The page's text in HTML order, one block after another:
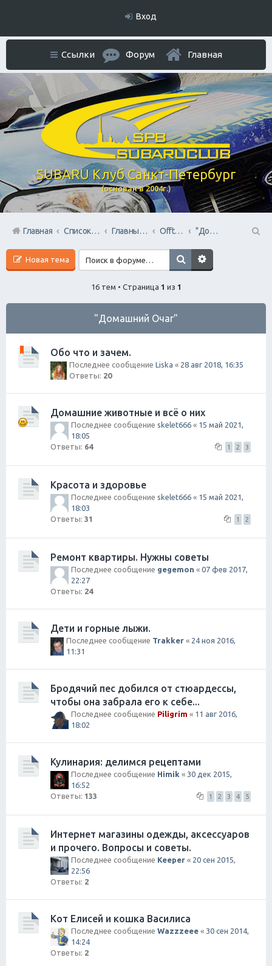
Вход
SUBARU Клуб Санкт-Петербург
(основан в 2004г.)
Ссылки Форум Главная
Главная Список форумов Главный раздел Offtop + Всяко-Разно
"Домашний Очаг"
Новая тема
16 тем • Страница 1 из 1
"Домашний Очаг"
Обо что и зачем.
Последнее сообщение Liska « 28 авг 2018, 16:35
Ответы: 20
Домашние животные и всё о них
Последнее сообщение skelet666 « 15 май 2021,
18:05
Ответы: 64 1 2 3
Красота и здоровье
Последнее сообщение skelet666 « 15 май 2021,
18:03
Ответы: 31 1 2
Ремонт квартиры. Нужны советы
Последнее сообщение gegemon « 07 фев 2017,
22:27
Ответы: 24
Дети и горные лыжи.
Последнее сообщение Trakker « 24 ноя 2016,
11:31
Бродячий пес добился от стюардессы,
чтобы она забрала его к себе...
Последнее сообщение Piligrim « 11 авг 2016,
18:02
Кулинария: делимся рецептами
Последнее сообщение Himik « 30 дек 2015,
16:52
Ответы: 133 1 2 3 4 5
Интернет магазины одежды, аксессуаров
и прочего. Вопросы и советы.
Последнее сообщение Keeper « 20 сен 2015,
22:56
Ответы: 2
Кот Елисей и кошка Василиса
Последнее сообщение Wazzzeee « 30 сен 2014,
14:24
Ответы: 2